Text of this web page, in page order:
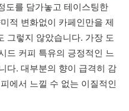
도를 담가놓고 테이스팅한
적 변화없이 카페인만을 제
그렇지 않았습니다. 가장 도
드 커피 특유의 긍정적인 느
다. 대부분의 향이 급격히 감
에서 느낄 수 없는 이질적인